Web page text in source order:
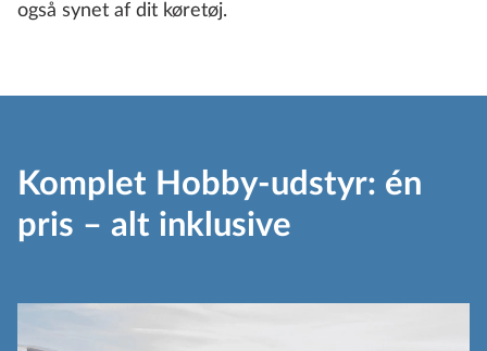
også synet af dit køretøj.
Komplet Hobby-udstyr: én
pris – alt inklusive